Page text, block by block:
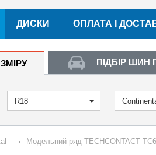
ДИСКИ ОПЛАТА І
ПІДБІР ШИН
R18
Модельний ряд TECHCONTACT